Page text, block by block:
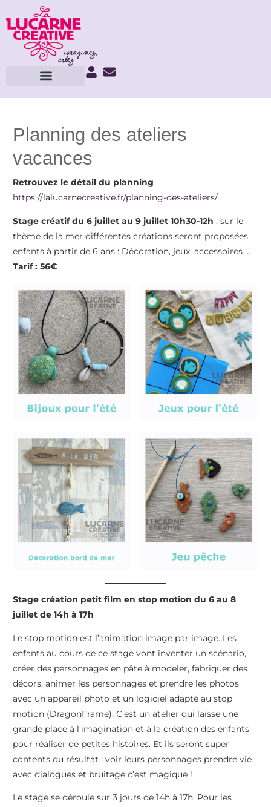
Planning des ateliers
vacances
Retrouvez le détail du planning
https://lalucarnecreative.fr/planning-des-ateliers/
Stage créatif du 6 juillet au 9 juillet 10h30-12h : sur le
thème de la mer différentes créations seront proposées
enfants à partir de 6 ans : Décoration, jeux, accessoires …
Tarif : 56€
Stage création petit film en stop motion du 6 au 8
juillet de 14h à 17h
Le stop motion est l’animation image par image. Les
enfants au cours de ce stage vont inventer un scénario,
créer des personnages en pâte à modeler, fabriquer des
décors, animer les personnages et prendre les photos
avec un appareil photo et un logiciel adapté au stop
motion (DragonFrame). C’est un atelier qui laisse une
grande place à l’imagination et à la création des enfants
pour réaliser de petites histoires. Et ils seront super
contents du résultat : voir leurs personnages prendre vie
avec dialogues et bruitage c’est magique !
Le stage se déroule sur 3 jours de 14h à 17h. Pour les